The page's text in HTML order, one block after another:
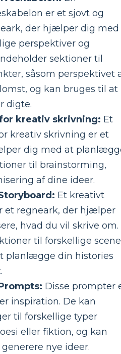
er et sjovt og
der hjælper dig med
perspektiver og
sektioner til
såsom perspektivet
og kan bruges til at
digte.
kreativ skrivning: Et
kreativ skrivning er et
dig med at
til brainstorming,
af dine ideer.
Et kreativt
et regneark, der hjælper
hvad du vil skrive om.
til forskellige
planlægge din histories
Disse prompter
inspiration. De kan
til forskellige typer
eller fiktion, og kan
nye ideer.